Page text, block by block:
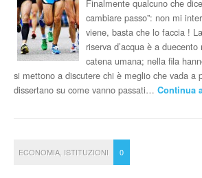
Finalmente qualcuno che
cambiare passo”: non mi
viene, basta che lo faccia !
riserva d’acqua è a
catena umana; nella fila
si mettono a discutere chi è meglio che vada a
dissertano su come vanno passati… Continua
ECONOMIA ISTITUZIONI 0